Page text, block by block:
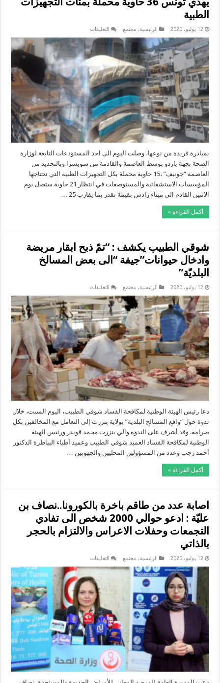
الطبية
12 يوليو، 2020 الرئيسية, مجتمع التعليقات
ولاية:
دكتور
تونسي
مقيم
في
سويسرا
يهدي
تونس
36
حاوية
محملة
بمئات
التجهيزات
الطبية
مغلقة
بمبادرة فريدة من نوعها، وصلت اليوم الى احد المستودعات التابعة لوزارة
الصحة بجهة باردو بوسط العاصمة والقادمة من سويسرا وبالتحديد من
العاصمة “جونيف” ،15 حاوية محملة بكل التجهيزات الطبية التي تحتاجها
المؤسسات الاستشفائية والمستوصفات في انتظار 21 حاوية ستصل يوم
الاثنين القادم الى ميناء رادس بقيمة تقدر بما يقارب 25 …
أكمل القراءة »
شوقي الطبيب يكشف : “تمّ ذبح ابقار مريضة
وادخال حيوانات”جيفة “الى بعض المسالخ
البلديّة”
12 يوليو، 2020 الرئيسية, مجتمع التعليقات
الطبيب
يكشف
:
“تمّ
ذبح
ابقار
مريضة
وادخال
حيوانات”جيفة
“الى
بعض
المسالخ
البلديّة”
مغلقة
دعا رئيس الهيئة الوطنية لمكافحة الفساد شوقي الطبيب، اليوم السبت، خلال
ندوة حول “واقع المسالخ البلدية” بولاية بنزرت إلى التعامل مع المخالفين بكل
صرامة. وقد أشرف على الندوة والي بنزرت محمد قويدر ورئيس الهيئة
الوطنية لمكافحة الفساد العميد شوقي الطبيب وعميد أطباء البياطرة الدكتور
أحمد رجب وعدد من المسؤولين المحليين والجهوبين …
أكمل القراءة »
اصابة عدد من طاقم باخرة بالكورونا..نصاف بن
عليّة : ادعو حوالي 2000 شخص الى تفادي
التجمعات وحفلات الاعراس والالتزام بالحجر
بالذاتي
12 يوليو، 2020 الرئيسية, مجتمع التعليقات
عدد
من
طاقم
باخرة
بالكورونا..نصاف
بن
عليّة
:
ادعو
حوالي
2000
شخص
الى
التجمعات
وحفلات
الاعراس
والالتزام